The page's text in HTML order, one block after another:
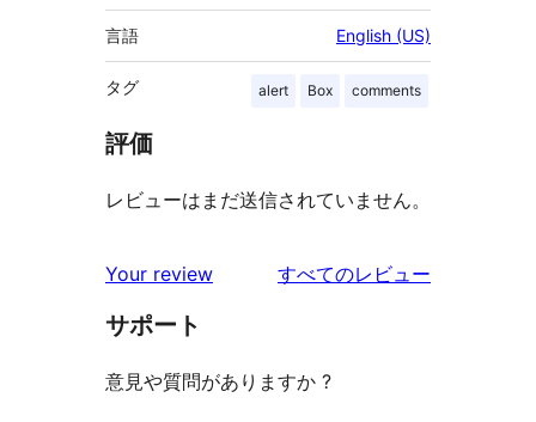
言語 English (US)
タグ alert Box comments
評価
レビューはまだ送信されていません。
Your review すべてのレビュー
サポート
意見や質問がありますか ?